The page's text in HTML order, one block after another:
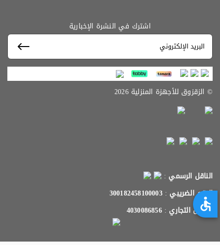
اشترك في النشرة الإخبارية
© الزقزوق للأجهزة المنزلية 2026
الناقل الرسمي:
الرقم الضريبي:
300182458100003
السجل التجاري:
4030086856